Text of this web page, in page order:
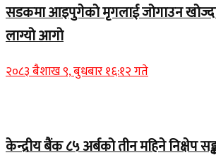
सडकमा आइपुगेको मृगलाई जोगाउन
लाग्यो आगो
२०८३ बैशाख ९, बुधबार १६:१२ गते
केन्द्रीय बैंक ८५ अर्बको तीन महिने निक्षेप